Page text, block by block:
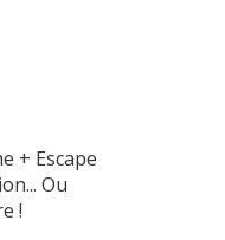
+ Escape
Ou
!